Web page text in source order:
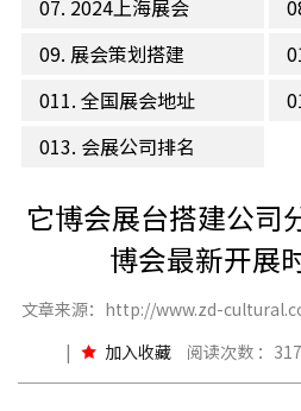
07. 2024上海展会
09. 展会策划搭建
011. 全国展会地址
013. 会展公司排名
它博会展台搭建公司
博会最新开展
文章来源：http://www.zd-
|
加入收藏 阅读次数 ：